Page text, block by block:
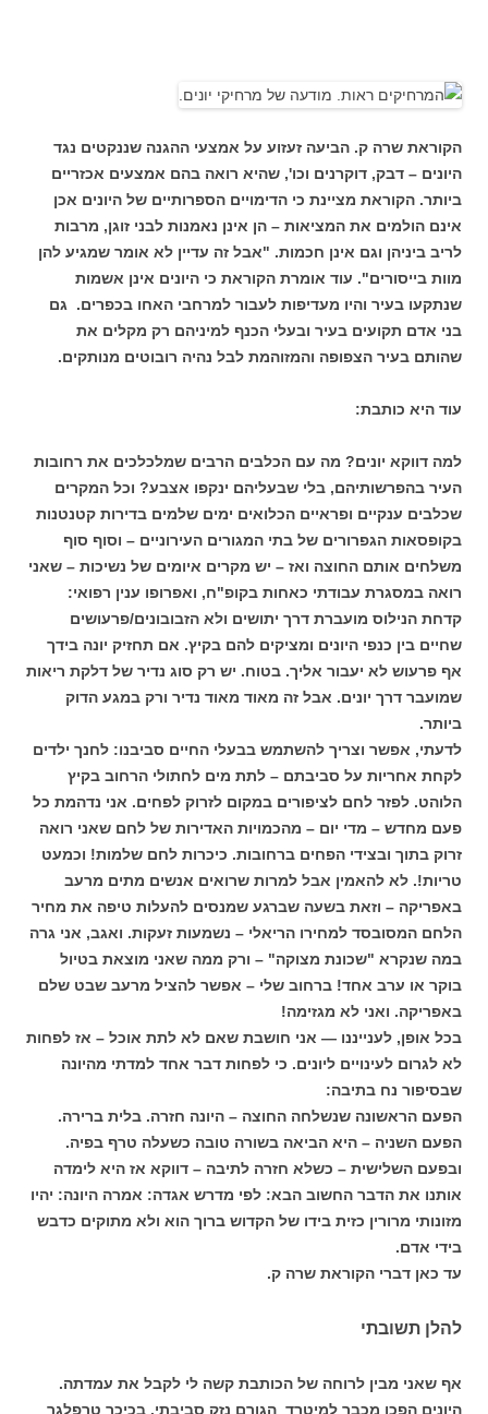
הקוראת שרה ק. הביעה זעזוע על אמצעי ההגנה שננקטים נגד
היונים – דבק, דוקרנים וכו', שהיא רואה בהם אמצעים אכזריים
ביותר. הקוראת מציינת כי הדימויים הספרותיים של היונים אכן
אינם הולמים את המציאות – הן אינן נאמנות לבני זוגן, מרבות
לריב ביניהן וגם אינן חכמות. "אבל זה עדיין לא אומר שמגיע להן
מוות בייסורים". עוד אומרת הקוראת כי היונים אינן אשמות
שנתקעו בעיר והיו מעדיפות לעבור למרחבי האחו בכפרים. גם
בני אדם תקועים בעיר ובעלי הכנף למיניהם רק מקלים את
שהותם בעיר הצפופה והמזוהמת לבל נהיה רובוטים מנותקים.
עוד היא כותבת:
למה דווקא יונים? מה עם הכלבים הרבים שמלכלכים את רחובות
העיר בהפרשותיהם, בלי שבעליהם ינקפו אצבע? וכל המקרים
שכלבים ענקיים ופראיים הכלואים ימים שלמים בדירות קטנטנות
בקופסאות הגפרורים של בתי המגורים העירוניים – וסוף סוף
משלחים אותם החוצה ואז – יש מקרים איומים של נשיכות – שאני
רואה במסגרת עבודתי כאחות בקופ"ח, ואפרופו ענין רפואי:
קדחת הנילוס מועברת דרך יתושים ולא הזבובונים/פרעושים
שחיים בין כנפי היונים ומציקים להם בקיץ. אם תחזיק יונה בידך
אף פרעוש לא יעבור אליך. בטוח. יש רק סוג נדיר של דלקת ריאות
שמועבר דרך יונים. אבל זה מאוד מאוד נדיר ורק במגע הדוק
ביותר.
לדעתי, אפשר וצריך להשתמש בבעלי החיים סביבנו: לחנך ילדים
לקחת אחריות על סביבתם – לתת מים לחתולי הרחוב בקיץ
הלוהט. לפזר לחם לציפורים במקום לזרוק לפחים. אני נדהמת כל
פעם מחדש – מדי יום – מהכמויות האדירות של לחם שאני רואה
זרוק בתוך ובצידי הפחים ברחובות. כיכרות לחם שלמות! וכמעט
טריות!. לא להאמין אבל למרות שרואים אנשים מתים מרעב
באפריקה – וזאת בשעה שברגע שמנסים להעלות טיפה את מחיר
הלחם המסובסד למחירו הריאלי – נשמעות זעקות. ואגב, אני גרה
במה שנקרא "שכונת מצוקה" – ורק ממה שאני מוצאת בטיול
בוקר או ערב אחד! ברחוב שלי – אפשר להציל מרעב שבט שלם
באפריקה. ואני לא מגזימה!
בכל אופן, לענייננו — אני חושבת שאם לא לתת אוכל – אז לפחות
לא לגרום לעינויים ליונים. כי לפחות דבר אחד למדתי מהיונה
שבסיפור נח בתיבה:
הפעם הראשונה שנשלחה החוצה – היונה חזרה. בלית ברירה.
הפעם השניה – היא הביאה בשורה טובה כשעלה טרף בפיה.
ובפעם השלישית – כשלא חזרה לתיבה – דווקא אז היא לימדה
אותנו את הדבר החשוב הבא: לפי מדרש אגדה: אמרה היונה: יהיו
מזונותי מרורין כזית בידו של הקדוש ברוך הוא ולא מתוקים כדבש
בידי אדם.
עד כאן דברי הקוראת שרה ק.
להלן תשובתי
אף שאני מבין לרוחה של הכותבת קשה לי לקבל את עמדתה.
היונים הפכו מכבר למיטרד הגורם נזק סביבתי. בכיכר טרפלגר